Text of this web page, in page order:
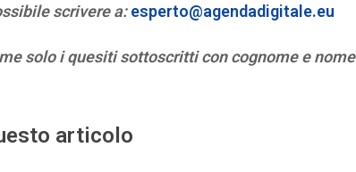
scrivere a:esperto@agendadigitale.eu
solo i quesiti sottoscritti con cognome e nome
articolo